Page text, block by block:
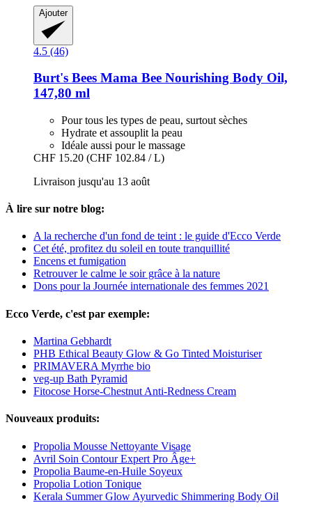
Ajouter
4.5 (46)
Burt's Bees Mama Bee Nourishing Body Oil,
147,80 ml
Pour tous les types de peau, surtout sèches
Hydrate et assouplit la peau
Idéale aussi pour le massage
CHF 15.20 (CHF 102.84 / L)
Livraison jusqu'au 13 août
À lire sur notre blog:
A la recherche d'un fond de teint : le guide d'Ecco Verde
Cet été, profitez du soleil en toute tranquillité
Encens et fumigation
Retrouver le calme le soir grâce à la nature
Dons pour la Journée internationale des femmes 2021
Ecco Verde, c'est par exemple:
Martina Gebhardt
PHB Ethical Beauty Glow & Go Tinted Moisturiser
PRIMAVERA Myrrhe bio
veg-up Bath Pyramid
Fitocose Horse-Chestnut Anti-Redness Cream
Nouveaux produits:
Propolia Mousse Nettoyante Visage
Avril Soin Contour Expert Pro Âge+
Propolia Baume-en-Huile Soyeux
Propolia Lotion Tonique
Kerala Summer Glow Ayurvedic Shimmering Body Oil